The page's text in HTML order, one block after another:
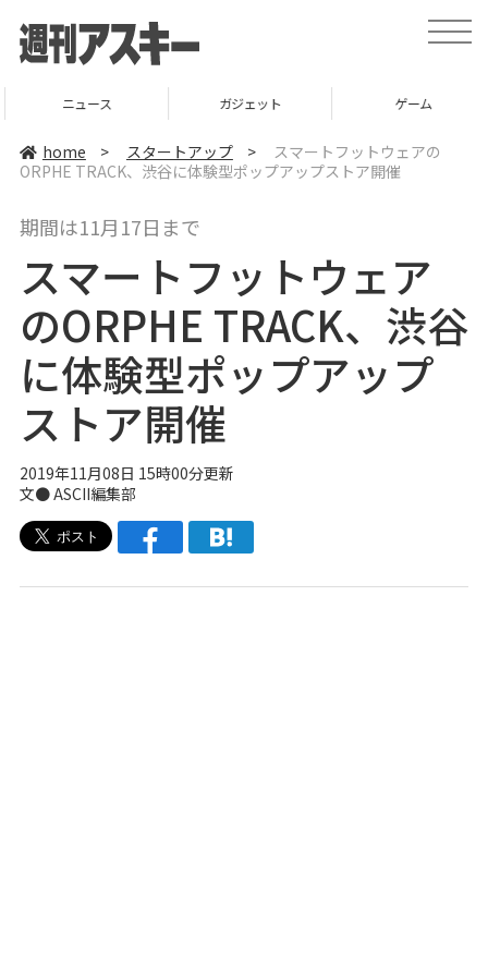
t
o
ニュース ガジェット ゲーム
home > スタートアップ >
スマートフットウェアの
ORPHE TRACK、渋谷に体験型ポップアップストア開催
期間は11月17日まで
スマートフットウェア
のORPHE TRACK、渋谷
に体験型ポップアップ
ストア開催
2019年11月08日 15時00分更新
文● ASCII編集部